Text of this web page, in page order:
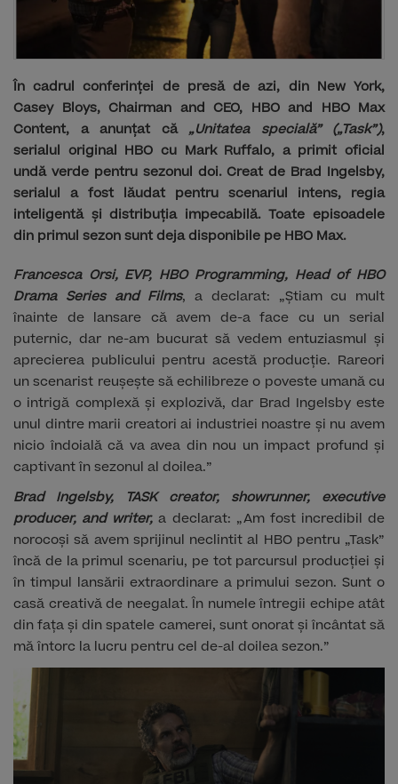
În cadrul conferinței de presă de azi, din New York,
Casey Bloys, Chairman and CEO, HBO and HBO Max
Content, a anunțat că „Unitatea specială” („Task”),
serialul original HBO cu Mark Ruffalo, a primit oficial
undă verde pentru sezonul doi. Creat de Brad Ingelsby,
serialul a fost lăudat pentru scenariul intens, regia
inteligentă și distribuția impecabilă. Toate episoadele
din primul sezon sunt deja disponibile pe HBO Max.
Francesca Orsi, EVP, HBO Programming, Head of HBO
Drama Series and Films, a declarat: „Știam cu mult
înainte de lansare că avem de-a face cu un serial
puternic, dar ne-am bucurat să vedem entuziasmul și
aprecierea publicului pentru acestă producție. Rareori
un scenarist reușește să echilibreze o poveste umană cu
o intrigă complexă și explozivă, dar Brad Ingelsby este
unul dintre marii creatori ai industriei noastre și nu avem
nicio îndoială că va avea din nou un impact profund și
captivant în sezonul al doilea.”
Brad Ingelsby, TASK creator, showrunner, executive
producer, and writer, a declarat: „Am fost incredibil de
norocoși să avem sprijinul neclintit al HBO pentru „Task”
încă de la primul scenariu, pe tot parcursul producției și
în timpul lansării extraordinare a primului sezon. Sunt o
casă creativă de neegalat. În numele întregii echipe atât
din fața și din spatele camerei, sunt onorat și încântat să
mă întorc la lucru pentru cel de-al doilea sezon.”